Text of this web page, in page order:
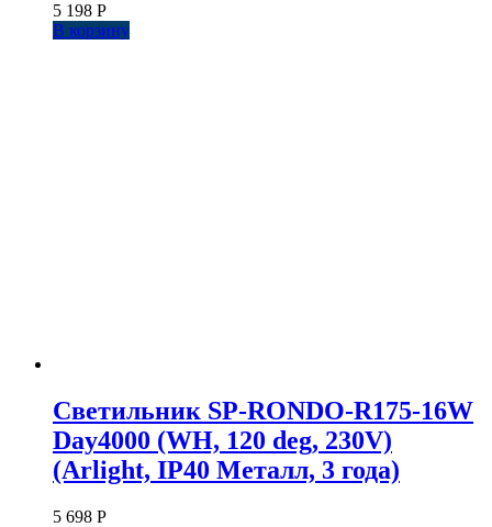
5 198 Р
В корзину
Светильник SP-RONDO-R175-16W
Day4000 (WH, 120 deg, 230V)
(Arlight, IP40 Металл, 3 года)
5 698 Р